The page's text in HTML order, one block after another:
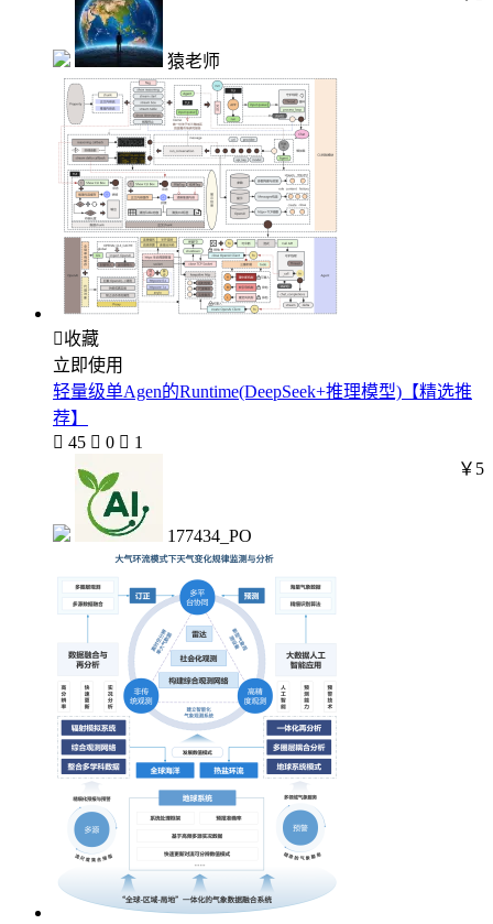
猿老师
收藏
立即使用
轻量级单Agen的Runtime(DeepSeek+推理模型)【精选推
荐】
 45  0  1
177434_PO
￥5